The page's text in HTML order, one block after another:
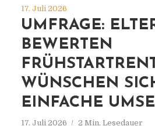
17. Juli 2026
UMFRAGE:
BEWERTEN
WÜNSCHEN
EINFACHE
17. Juli 2026 2 Min. Lesedauer